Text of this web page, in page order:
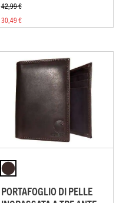
42,99 €
30,49 €
PORTAFOGLIO DI PELLE